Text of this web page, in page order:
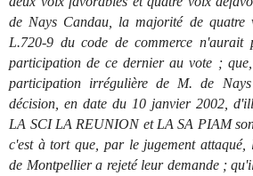
de Nays Candau, la majorité de quatre
L.720-9 du code de commerce n'aurait
participation de ce dernier au vote ;
participation irrégulière de M. de
décision, en date du 10 janvier 2002,
LA SCI LA REUNION et LA SA PIAM
c'est à tort que, par le jugement
de Montpellier a rejeté leur demande ;